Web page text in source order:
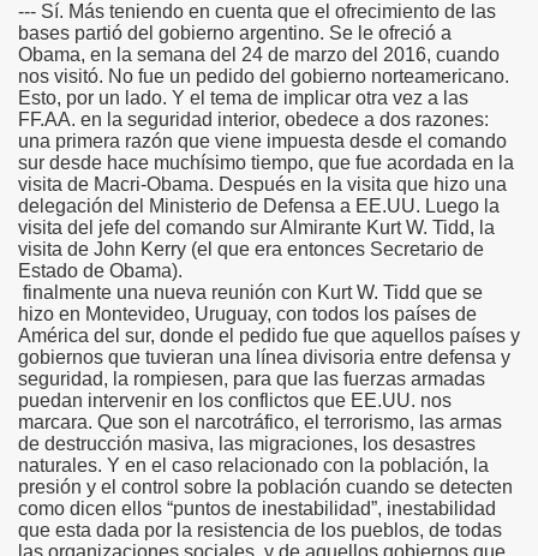
--- Sí. Más teniendo en cuenta que el ofrecimiento de las
bases partió del gobierno argentino. Se le ofreció a
Obama, en la semana del 24 de marzo del 2016, cuando
nos visitó. No fue un pedido del gobierno norteamericano.
Esto, por un lado. Y el tema de implicar otra vez a las
FF.AA. en la seguridad interior, obedece a dos razones:
una primera razón que viene impuesta desde el comando
sur desde hace muchísimo tiempo, que fue acordada en la
visita de Macri-Obama. Después en la visita que hizo una
delegación del Ministerio de Defensa a EE.UU. Luego la
visita del jefe del comando sur Almirante Kurt W. Tidd, la
visita de John Kerry (el que era entonces Secretario de
Estado de Obama).
finalmente una nueva reunión con Kurt W. Tidd que se
hizo en Montevideo, Uruguay, con todos los países de
América del sur, donde el pedido fue que aquellos países y
gobiernos que tuvieran una línea divisoria entre defensa y
seguridad, la rompiesen, para que las fuerzas armadas
puedan intervenir en los conflictos que EE.UU. nos
marcara. Que son el narcotráfico, el terrorismo, las armas
de destrucción masiva, las migraciones, los desastres
naturales. Y en el caso relacionado con la población, la
presión y el control sobre la población cuando se detecten
como dicen ellos “puntos de inestabilidad”, inestabilidad
que esta dada por la resistencia de los pueblos, de todas
las organizaciones sociales, y de aquellos gobiernos que